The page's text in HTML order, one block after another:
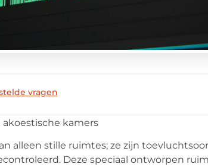
vragen
kamers
alleen stille ruimtes; ze zijn
Deze speciaal ontworpen